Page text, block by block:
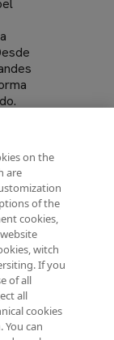
el
los
de
de
de
on the
are
of the
cookies,
witch
If you
of all
all
cookies
can